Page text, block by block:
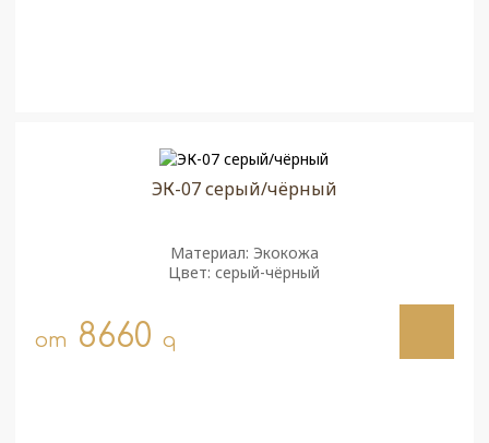
ЭК-07 серый/чёрный
Материал: Экокожа
Цвет: серый-чёрный
от 8660 q